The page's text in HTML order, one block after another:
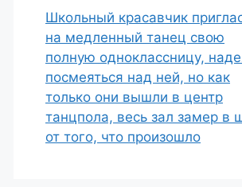
Школьный красавчик
на медленный танец свою
полную одноклассницу,
посмеяться над ней, но как
только они вышли в центр
танцпола, весь зал замер в
от того, что произошло